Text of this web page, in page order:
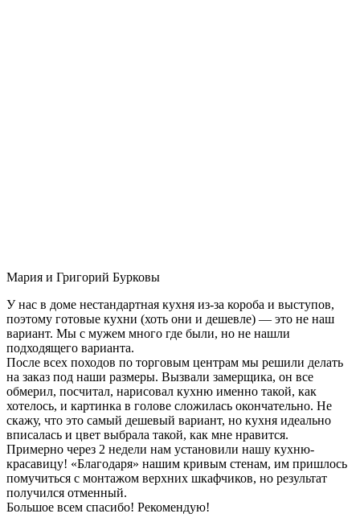
Мария и Григорий Бурковы
У нас в доме нестандартная кухня из-за короба и выступов,
поэтому готовые кухни (хоть они и дешевле) — это не наш
вариант. Мы с мужем много где были, но не нашли
подходящего варианта.
После всех походов по торговым центрам мы решили делать
на заказ под наши размеры. Вызвали замерщика, он все
обмерил, посчитал, нарисовал кухню именно такой, как
хотелось, и картинка в голове сложилась окончательно. Не
скажу, что это самый дешевый вариант, но кухня идеально
вписалась и цвет выбрала такой, как мне нравится.
Примерно через 2 недели нам установили нашу кухню-
красавицу! «Благодаря» нашим кривым стенам, им пришлось
помучиться с монтажом верхних шкафчиков, но результат
получился отменный.
Большое всем спасибо! Рекомендую!